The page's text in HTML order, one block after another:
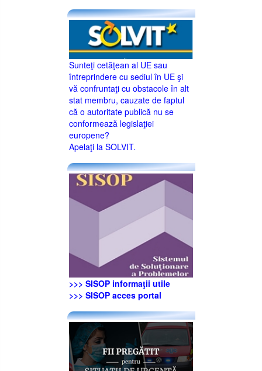
Sunteţi cetăţean al UE sau
întreprindere cu sediul în UE şi
vă confruntaţi cu obstacole în alt
stat membru, cauzate de faptul
că o autoritate publică nu se
conformează legislaţiei
europene?
Apelaţi la SOLVIT.
>>> SISOP informaţii utile
>>> SISOP acces portal